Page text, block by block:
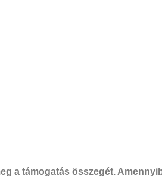
a támogatás összegét.